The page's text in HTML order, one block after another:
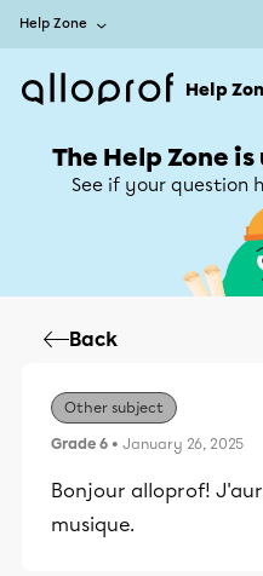
Help Zone
Help
The Help Zone
See if your question
Back
Other subject
Grade 6 • January 26, 2025
Bonjour alloprof!
musique.